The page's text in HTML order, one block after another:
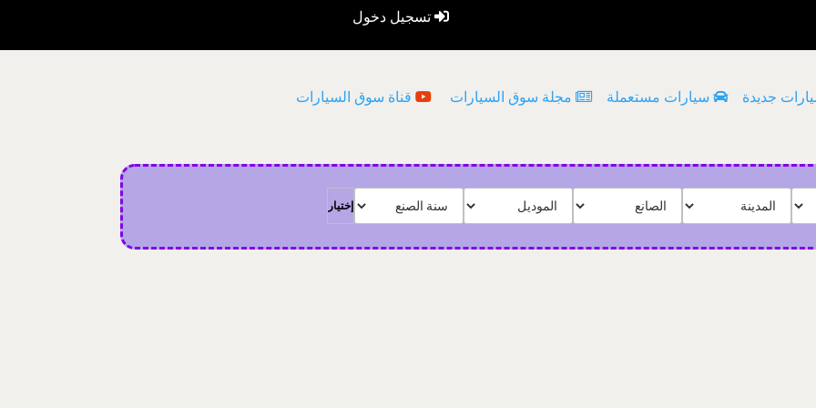
تسجيل دخول
جديدة سيارات مستعملة مجلة سوق السيارات قناة سوق السيارات